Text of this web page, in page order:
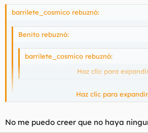
barrilete_cosmico rebuznó:
Benito rebuznó:
barrilete_cosmico rebuznó:
y digo yo....por que nos las alquilais y
Haz clic para
Porque tendria que salir de casa y hace
Haz clic para
pos batle royal ta de puta madre....a mi
Haz clic para
No me puedo creer que no haya